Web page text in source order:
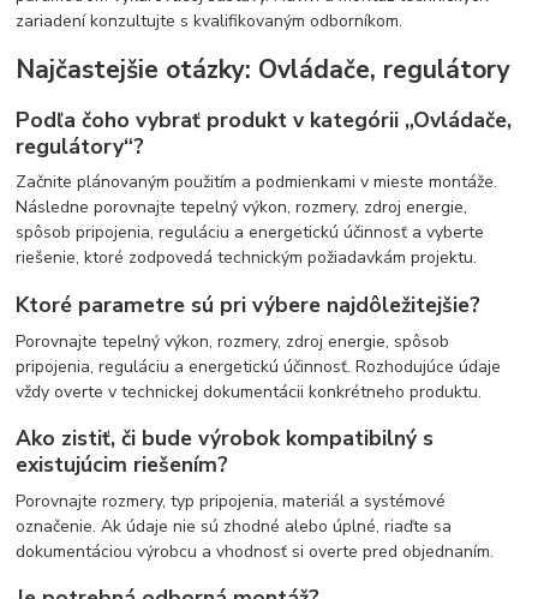
zariadení konzultujte s kvalifikovaným odborníkom.
Najčastejšie otázky: Ovládače, regulátory
Podľa čoho vybrať produkt v kategórii „Ovládače,
regulátory“?
Začnite plánovaným použitím a podmienkami v mieste montáže.
Následne porovnajte tepelný výkon, rozmery, zdroj energie,
spôsob pripojenia, reguláciu a energetickú účinnosť a vyberte
riešenie, ktoré zodpovedá technickým požiadavkám projektu.
Ktoré parametre sú pri výbere najdôležitejšie?
Porovnajte tepelný výkon, rozmery, zdroj energie, spôsob
pripojenia, reguláciu a energetickú účinnosť. Rozhodujúce údaje
vždy overte v technickej dokumentácii konkrétneho produktu.
Ako zistiť, či bude výrobok kompatibilný s
existujúcim riešením?
Porovnajte rozmery, typ pripojenia, materiál a systémové
označenie. Ak údaje nie sú zhodné alebo úplné, riaďte sa
dokumentáciou výrobcu a vhodnosť si overte pred objednaním.